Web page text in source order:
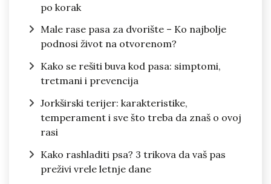
po korak
Male rase pasa za dvorište – Ko najbolje
podnosi život na otvorenom?
Kako se rešiti buva kod pasa: simptomi,
tretmani i prevencija
Jorkširski terijer: karakteristike,
temperament i sve što treba da znaš o ovoj
rasi
Kako rashladiti psa? 3 trikova da vaš pas
preživi vrele letnje dane